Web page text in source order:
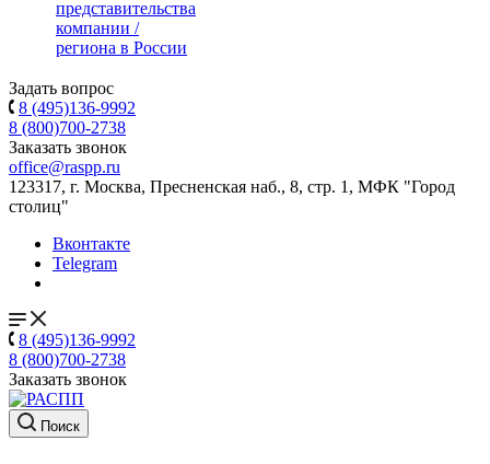
представительства
компании /
региона в России
Задать вопрос
8 (495)136-9992
8 (800)700-2738
Заказать звонок
office@raspp.ru
123317, г. Москва, Пресненская наб., 8, стр. 1, МФК "Город
столиц"
Вконтакте
Telegram
8 (495)136-9992
8 (800)700-2738
Заказать звонок
Поиск